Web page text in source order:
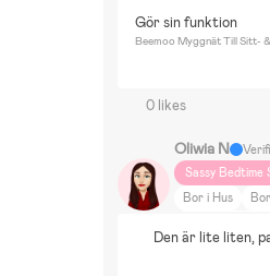
Gör sin funktion
Beemoo Myggnät Till Sitt-
0 likes
Oliwia N
Sassy
Bor i Hus
Den är lite liten,